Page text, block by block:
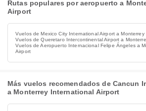
Rutas populares por aeropuerto a
Airport
Vuelos de Mexico City International Airport a
Vuelos de Queretaro Intercontinental Airport a
Vuelos de Aeropuerto Internacional Felipe Ángeles a
Airport
Más vuelos recomendados de Cancun
a Monterrey International Airport